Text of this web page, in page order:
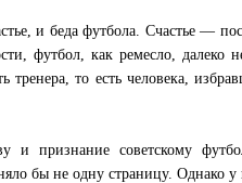
и беда футбола. Счастье —
футбол, как ремесло, далеко
тренера, то есть человека,
признание советскому
бы не одну страницу. Однако